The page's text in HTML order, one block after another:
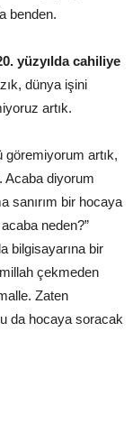
benden.
yüzyılda cahiliye
dünya işini
artık.
göremiyorum artık,
Acaba diyorum
sanırım bir hocaya
neden?”
bilgisayarına bir
çekmeden
Zaten
da hocaya soracak